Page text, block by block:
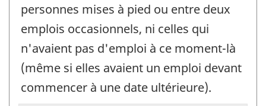
personnes mises à pied ou entre deux
emplois occasionnels, ni celles qui
n'avaient pas d'emploi à ce moment-là
(même si elles avaient un emploi devant
commencer à une date ultérieure).